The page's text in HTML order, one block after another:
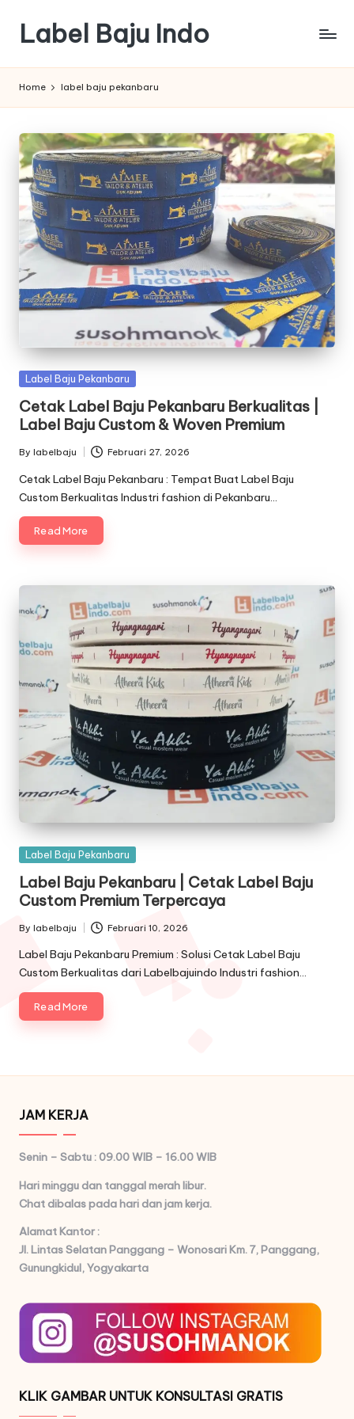
content
Label Baju Indo
Home label baju pekanbaru
Posted
Label Baju Pekanbaru
Cetak Label Baju Pekanbaru Berkualitas |
Label Baju Custom & Woven Premium
Posted
by
By labelbaju Februari 27, 2026
Cetak Label Baju Pekanbaru : Tempat Buat Label Baju
Custom Berkualitas Industri fashion di Pekanbaru…
Read More
Posted
Label Baju Pekanbaru
Label Baju Pekanbaru | Cetak Label Baju
Custom Premium Terpercaya
Posted
by
By labelbaju Februari 10, 2026
Label Baju Pekanbaru Premium : Solusi Cetak Label Baju
Custom Berkualitas dari Labelbajuindo Industri fashion…
Read More
JAM KERJA
Senin – Sabtu : 09.00 WIB – 16.00 WIB
Hari minggu dan tanggal merah libur.
Chat dibalas pada hari dan jam kerja.
Alamat Kantor :
Jl. Lintas Selatan Panggang – Wonosari Km. 7, Panggang,
Gunungkidul, Yogyakarta
KLIK GAMBAR UNTUK KONSULTASI GRATIS